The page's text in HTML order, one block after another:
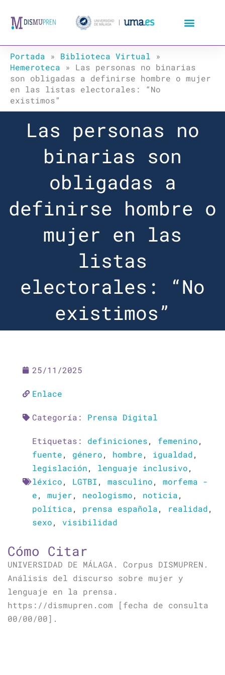
Portada » Biblioteca Virtual »
Hemeroteca » Las personas no binarias
son obligadas a definirse hombre o mujer
en las listas electorales: “No
existimos”
Las personas no
binarias son
obligadas a
definirse hombre o
mujer en las
listas
electorales: “No
existimos”
25/11/2025
Enlace
Categoría: Prensa Digital
Etiquetas: definiciones, femenino,
fuente, género, hombre, igualdad,
legislación, lenguaje inclusivo,
léxico, LGTBI, masculino, morfema -
e, mujer, neologismo, noticia,
política, prensa española, realidad,
sexo, visibilidad
Cómo Citar
UNIVERSIDAD DE MÁLAGA. Corpus DISMUPREN.
Análisis del discurso sobre mujer y
lenguaje en la prensa.
https://dismupren.com [fecha de consulta
00/00/00].